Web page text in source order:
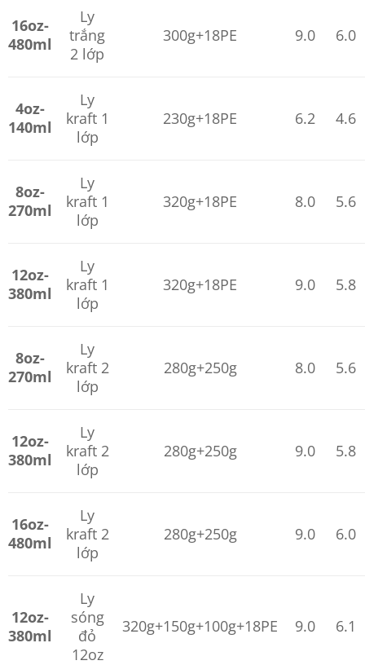
16oz-
480ml
Ly
trắng
2 lớp
300g+18PE 9.0 6.0
4oz-
140ml
Ly
kraft 1
lớp
230g+18PE 6.2 4.6
8oz-
270ml
Ly
kraft 1
lớp
320g+18PE 8.0 5.6
12oz-
380ml
Ly
kraft 1
lớp
320g+18PE 9.0 5.8
8oz-
270ml
Ly
kraft 2
lớp
280g+250g 8.0 5.6
12oz-
380ml
Ly
kraft 2
lớp
280g+250g 9.0 5.8
16oz-
480ml
Ly
kraft 2
lớp
280g+250g 9.0 6.0
12oz-
380ml
Ly
sóng
đỏ
12oz
320g+150g+100g+18PE 9.0 6.1